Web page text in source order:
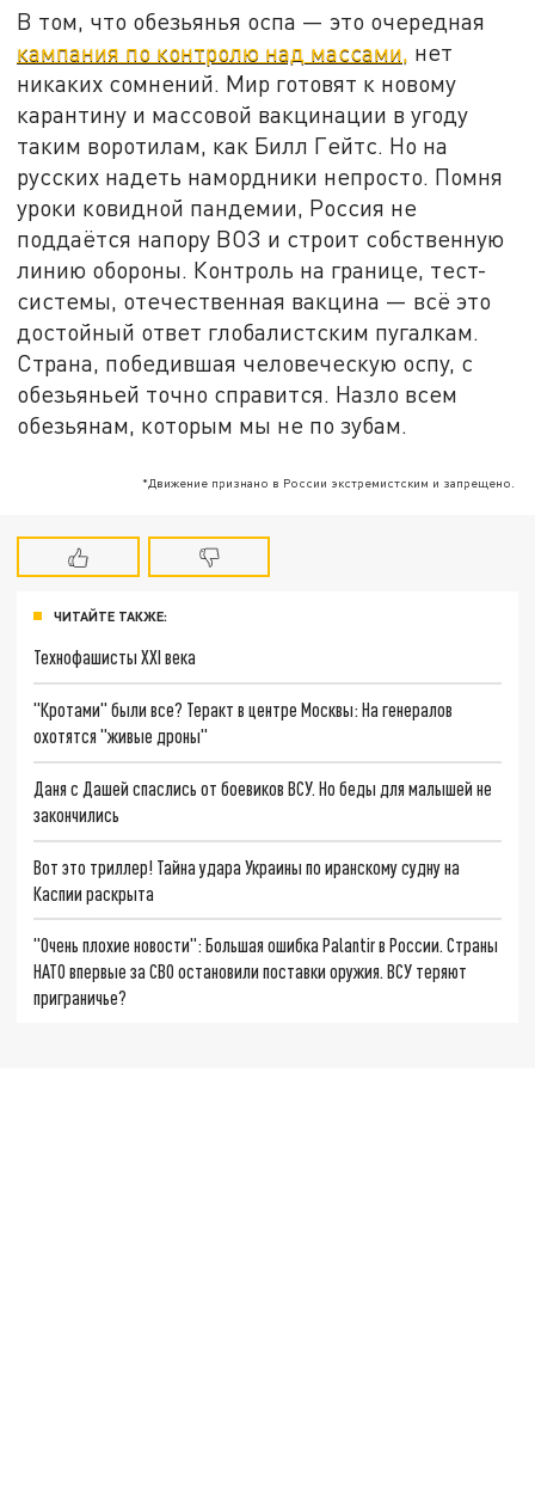
В том, что обезьянья оспа — это очередная
кампания по контролю над массами, нет
никаких сомнений. Мир готовят к новому
карантину и массовой вакцинации в угоду
таким воротилам, как Билл Гейтс. Но на
русских надеть намордники непросто. Помня
уроки ковидной пандемии, Россия не
поддаётся напору ВОЗ и строит собственную
линию обороны. Контроль на границе, тест-
системы, отечественная вакцина — всё это
достойный ответ глобалистским пугалкам.
Страна, победившая человеческую оспу, с
обезьяньей точно справится. Назло всем
обезьянам, которым мы не по зубам.
*Движение признано в России экстремистским и запрещено.
ЧИТАЙТЕ ТАКЖЕ:
Технофашисты XXI века
"Кротами" были все? Теракт в центре Москвы: На генералов
охотятся "живые дроны"
Даня с Дашей спаслись от боевиков ВСУ. Но беды для малышей не
закончились
Вот это триллер! Тайна удара Украины по иранскому судну на
Каспии раскрыта
"Очень плохие новости": Большая ошибка Palantir в России. Страны
НАТО впервые за СВО остановили поставки оружия. ВСУ теряют
приграничье?